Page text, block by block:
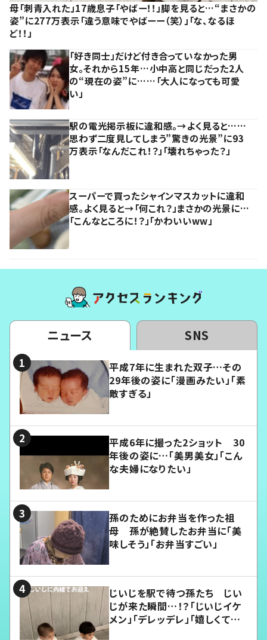
母「刺青入れた」17歳息子「やばー！！」脚を見ると…“まさかの
姿”に277万表示「違う意味でやばーー（笑）」「な、なるほ
ど！！」
「好き同士」だけど付き合っていなかった男
女。それから15年…小中高と同じだった2人
の“現在の姿”に……「大人になっても可愛
い」
駅の電光掲示板に違和感。→よく見ると……
思わず二度見してしまう”驚きの光景”に93
万表示「なんだこれ！？」「壊れちゃった？」
スーパーで買ったシャインマスカットに違和
感。よく見ると→「何これ？」まさかの光景に…
「こんなところに！？」「かわいいww」
ニュース SNS
平成7年に生まれた双子…その
29年後の姿に「漫画みたい」「素
敵すぎる」
平成6年に撮った2ショット 30
年後の姿に…「美男美女」「こん
な夫婦になりたい」
孫のためにお弁当を作った祖
母 孫が絶賛したお弁当に「美
味しそう」「お弁当すごい」
じいじを駅で待つ孫たち じい
じが来た瞬間…！？「じいじイケ
メン」「デレッデレ」「嬉しくて可